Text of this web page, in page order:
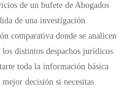
de un bufete de Abogados
de una investigación
comparativa donde se analicen
distintos despachos jurídicos.
toda la información básica
decisión si necesitas